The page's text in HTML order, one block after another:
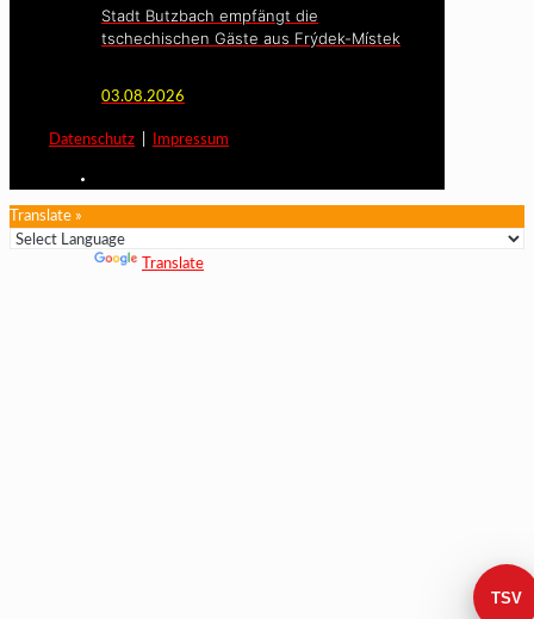
TSV
Stadt Butzbach empfängt die
tschechischen Gäste aus Frýdek-Místek
03.08.2026
Datenschutz Impressum
Translate »
Translate